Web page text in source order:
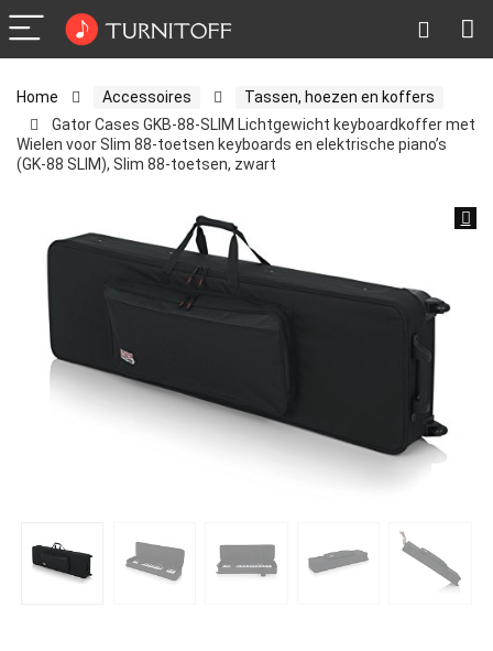
Home Accessoires
Tassen, hoezen en koffers
Gator Cases GKB-88-SLIM Lichtgewicht keyboardkoffer met
Wielen voor Slim 88-toetsen keyboards en elektrische piano’s
(GK-88 SLIM), Slim 88-toetsen, zwart